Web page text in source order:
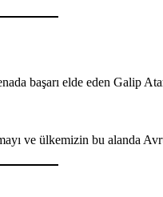
başarı elde eden Galip
ve ülkemizin bu alanda